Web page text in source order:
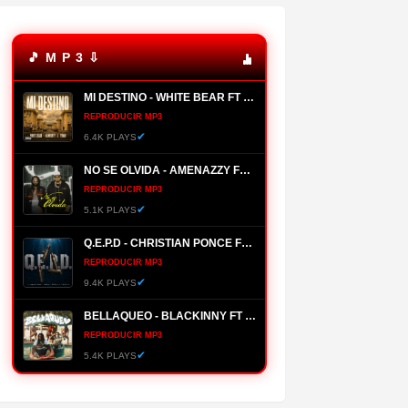
🎵 M P 3 ⇩
MI DESTINO - WHITE BEAR FT ALMIGHTY, YOMO
REPRODUCIR MP3
6.4K PLAYS✔
NO SE OLVIDA - AMENAZZY FT NTG
REPRODUCIR MP3
5.1K PLAYS✔
Q.E.P.D - CHRISTIAN PONCE FT FARRUKO, HANZEL LA H, FRONTI
REPRODUCIR MP3
9.4K PLAYS✔
BELLAQUEO - BLACKINNY FT HADES66
REPRODUCIR MP3
5.4K PLAYS✔